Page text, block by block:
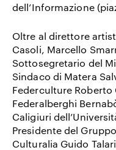
dell’Informazione
Oltre al direttore
Casoli, Marcello
Sottosegretario del
Sindaco di Matera
Federculture Roberto
Federalberghi
Caligiuri
Presidente del
Culturalia Guido